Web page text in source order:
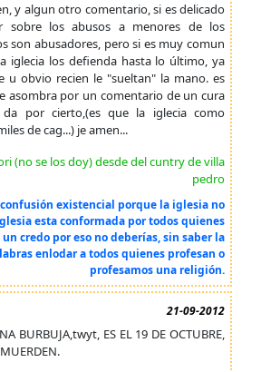
y algun otro comentario, si es delicado
sobre los abusos a menores de los
son abusadores, pero si es muy comun
iglecia los defienda hasta lo último, ya
u obvio recien le "sueltan" la mano. es
asombra por un comentario de un cura
por cierto,(es que la iglecia como
de cag...) je amen...
(no se los doy) desde del cuntry de villa
pedro
confusión existencial porque la iglesia no
esta conformada por todos quienes
credo por eso no deberías, sin saber la
enlodar a todos quienes profesan o
profesamos una religión.
21-09-2012
BURBUJA,twyt, ES EL 19 DE OCTUBRE,